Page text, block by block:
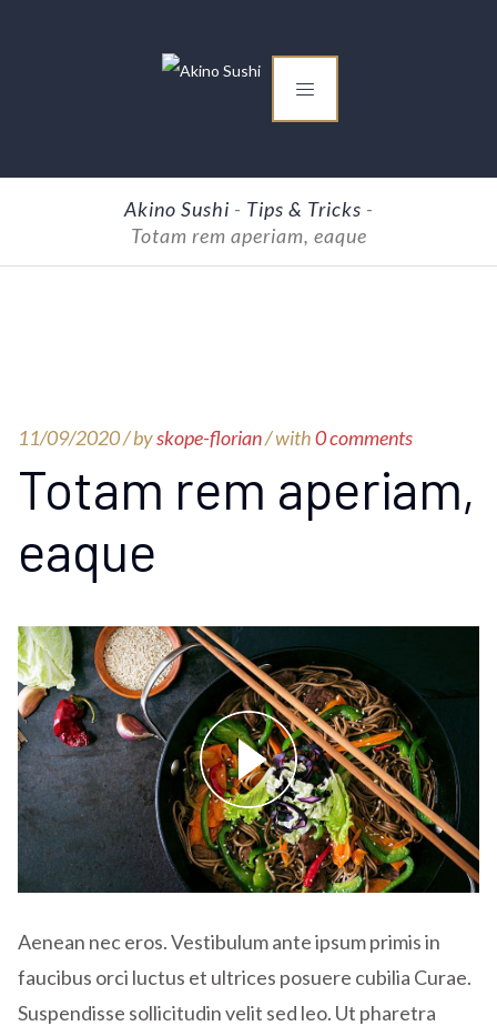
Akino Sushi - Tips & Tricks -
Totam rem aperiam, eaque
11/09/2020 /byskope-florian/ with0 comments
Totam rem aperiam,
eaque
Aenean nec eros. Vestibulum ante ipsum primis in
faucibus orci luctus et ultrices posuere cubilia Curae.
Suspendisse sollicitudin velit sed leo. Ut pharetra